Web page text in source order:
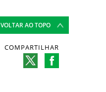
VOLTAR AO TOPO
COMPARTILHAR